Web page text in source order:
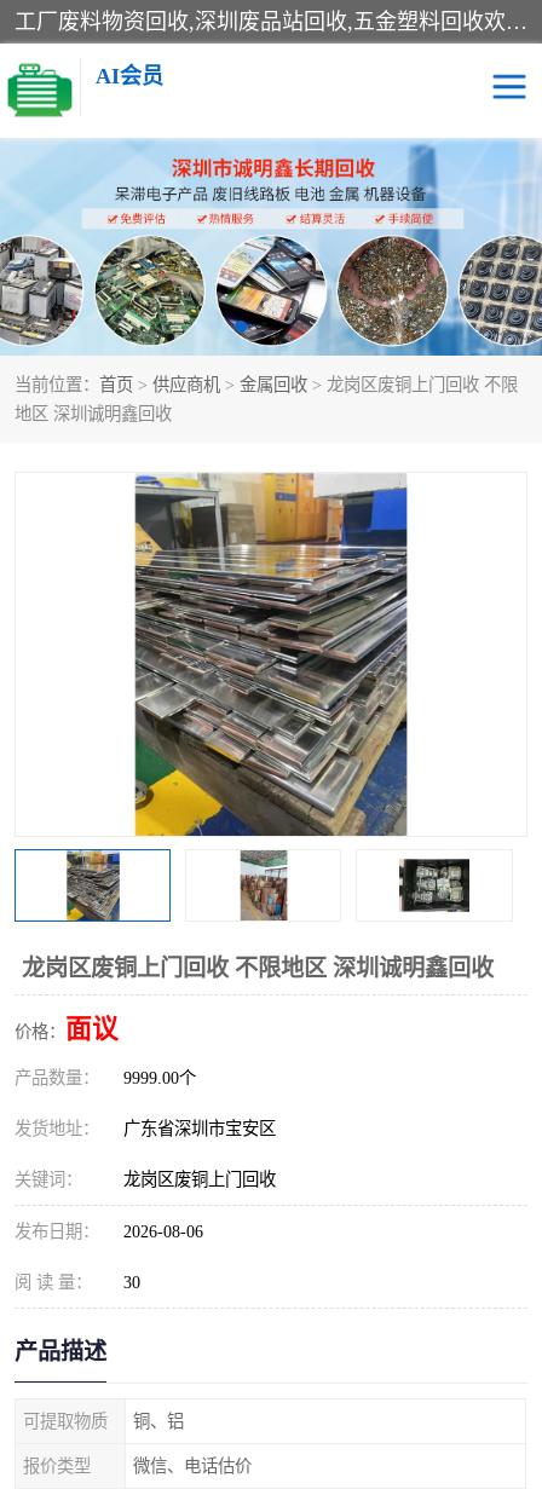
工厂废料物资回收,深圳废品站回收,五金塑料回收欢迎有金属、塑料、电子、电线、废旧设备、废铜、锡渣、线路板、镀银废料、废IC、电子零件、电子脚，等其他废旧物资的单位及个人联系洽谈。对提供息者我们可以提供优厚的业务提成（佣金）。
AI会员
当前位置： 首页 > 供应商机 > 金属回收 > 龙岗区废铜上门回收 不限
地区 深圳诚明鑫回收
龙岗区废铜上门回收 不限地区 深圳诚明鑫回收
价格： 面议
产品数量： 9999.00个
发货地址： 广东省深圳市宝安区
关键词： 龙岗区废铜上门回收
发布日期： 2026-08-06
阅 读 量： 30
产品描述
可提取物质 铜、铝
报价类型 微信、电话估价
线路板回收 电子回收
电子产品回收 电池回收
金属回收 机器设备回收